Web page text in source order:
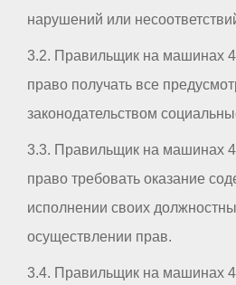
нарушений или
3.2. Правильщик на машинах
право получать все
законодательством
3.3. Правильщик на машинах
право требовать оказание
исполнении своих
осуществлении прав.
3.4. Правильщик на машинах